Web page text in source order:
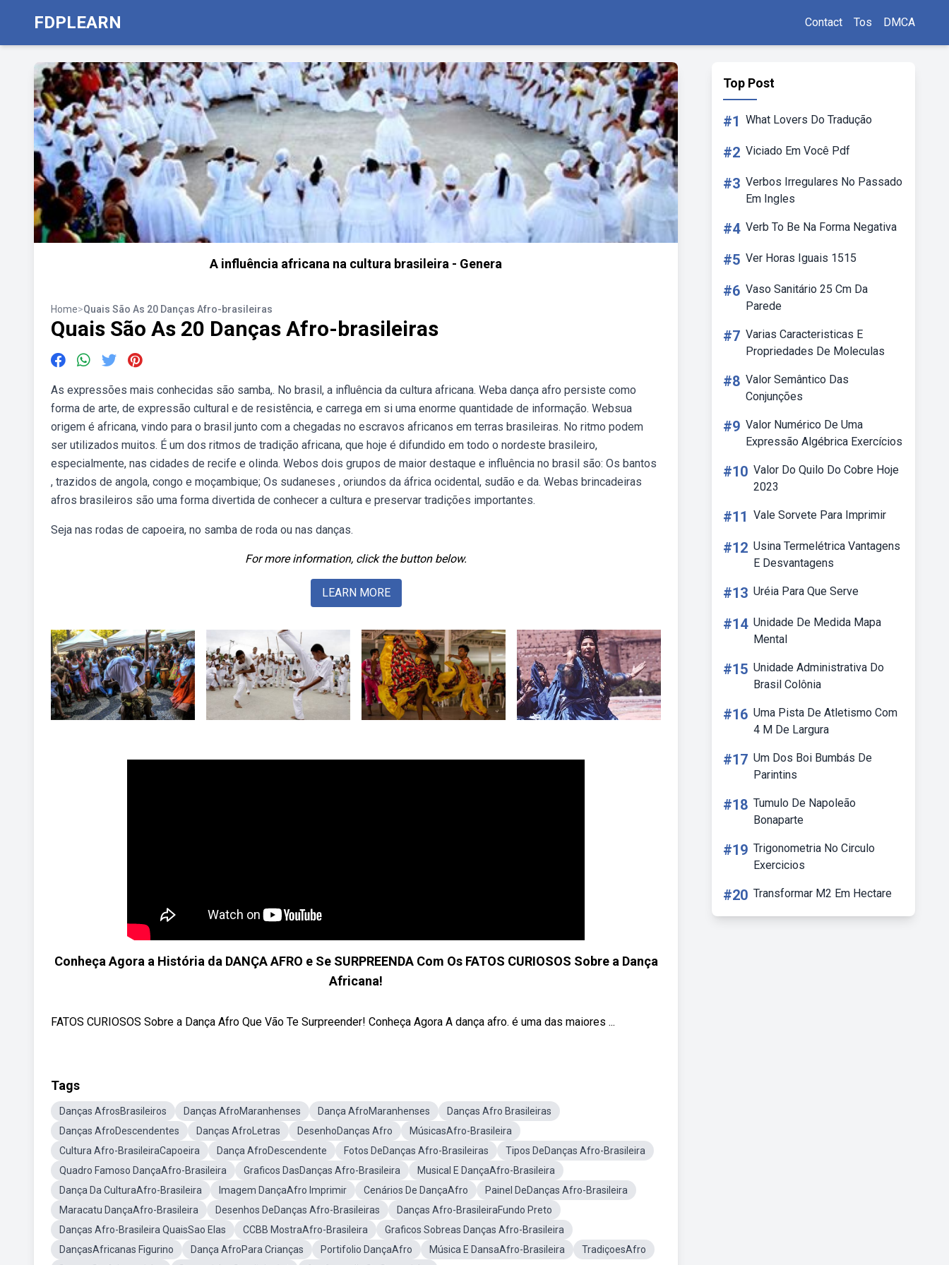
FDPLEARN Contact Tos DMCA
A influência africana na cultura brasileira - Genera
Home>Quais São As 20 Danças Afro-brasileiras
Quais São As 20 Danças Afro-brasileiras
As expressões mais conhecidas são samba,. No brasil, a influência da cultura africana. Weba dança afro persiste como
forma de arte, de expressão cultural e de resistência, e carrega em si uma enorme quantidade de informação. Websua
origem é africana, vindo para o brasil junto com a chegadas no escravos africanos em terras brasileiras. No ritmo podem
ser utilizados muitos. É um dos ritmos de tradição africana, que hoje é difundido em todo o nordeste brasileiro,
especialmente, nas cidades de recife e olinda. Webos dois grupos de maior destaque e influência no brasil são: Os bantos
, trazidos de angola, congo e moçambique; Os sudaneses , oriundos da áfrica ocidental, sudão e da. Webas brincadeiras
afros brasileiros são uma forma divertida de conhecer a cultura e preservar tradições importantes.
Seja nas rodas de capoeira, no samba de roda ou nas danças.
For more information, click the button below.
LEARN MORE
Conheça Agora a História da DANÇA AFRO e Se SURPREENDA Com Os FATOS CURIOSOS Sobre a Dança
Africana!
FATOS CURIOSOS Sobre a Dança Afro Que Vão Te Surpreender! Conheça Agora A dança afro. é uma das maiores ...
Tags
Danças AfrosBrasileiros Danças AfroMaranhenses Dança AfroMaranhenses
Danças Afro Brasileiras
Danças AfroDescendentes
Danças AfroLetras DesenhoDanças Afro
MúsicasAfro-Brasileira
Cultura Afro-BrasileiraCapoeira
Dança AfroDescendente Fotos DeDanças Afro-Brasileiras
Tipos DeDanças Afro-Brasileira
Quadro Famoso DançaAfro-Brasileira
Graficos DasDanças Afro-Brasileira
Musical E DançaAfro-Brasileira
Dança Da CulturaAfro-Brasileira
Imagem DançaAfro Imprimir Cenários De DançaAfro
Painel DeDanças Afro-Brasileira
Maracatu DançaAfro-Brasileira
Desenhos DeDanças Afro-Brasileiras
Danças Afro-BrasileiraFundo Preto
Danças Afro-Brasileira QuaisSao Elas
CCBB MostraAfro-Brasileira
Graficos Sobreas Danças Afro-Brasileira
DançasAfricanas Figurino
Dança AfroPara Crianças Portifolio DançaAfro Música E DansaAfro-Brasileira
TradiçoesAfro
Top Post
#1 What Lovers Do Tradução
#2 Viciado Em Você Pdf
#3 Verbos Irregulares No Passado
Em Ingles
#4 Verb To Be Na Forma Negativa
#5 Ver Horas Iguais 1515
#6 Vaso Sanitário 25 Cm Da
Parede
#7 Varias Caracteristicas E
Propriedades De Moleculas
#8 Valor Semântico Das
Conjunções
#9 Valor Numérico De Uma
Expressão Algébrica Exercícios
#10 Valor Do Quilo Do Cobre Hoje
2023
#11 Vale Sorvete Para Imprimir
#12 Usina Termelétrica Vantagens
E Desvantagens
#13 Uréia Para Que Serve
#14 Unidade De Medida Mapa
Mental
#15 Unidade Administrativa Do
Brasil Colônia
#16 Uma Pista De Atletismo Com
4 M De Largura
#17 Um Dos Boi Bumbás De
Parintins
#18 Tumulo De Napoleão
Bonaparte
#19 Trigonometria No Circulo
Exercicios
#20 Transformar M2 Em Hectare